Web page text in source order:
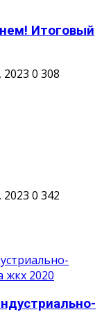
Итоговый
0 308
0 342